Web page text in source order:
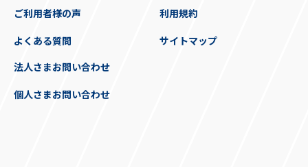
ご利用者様の声
よくある質問
利用規約
サイトマップ
法人さまお問い合わせ
個人さまお問い合わせ